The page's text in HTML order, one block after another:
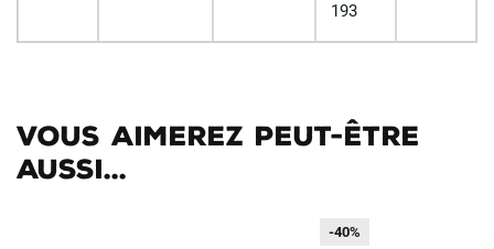
193
Vous aimerez peut-être
aussi...
-40%
-40%